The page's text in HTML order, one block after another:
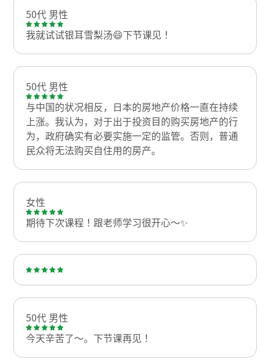
50代 男性
我就试试银耳雪梨汤😄下节课见！
50代 男性
与中国的状况相反，日本的房地产价格一直在持续
上涨。我认为，对于出于投资目的购买房地产的行
为，政府确实有必要实施一定的监管。否则，普通
民众将无法购买自住用的房产。
女性
期待下次课程！跟老师学习很开心～✨
50代 男性
今天辛苦了～。下节课再见！